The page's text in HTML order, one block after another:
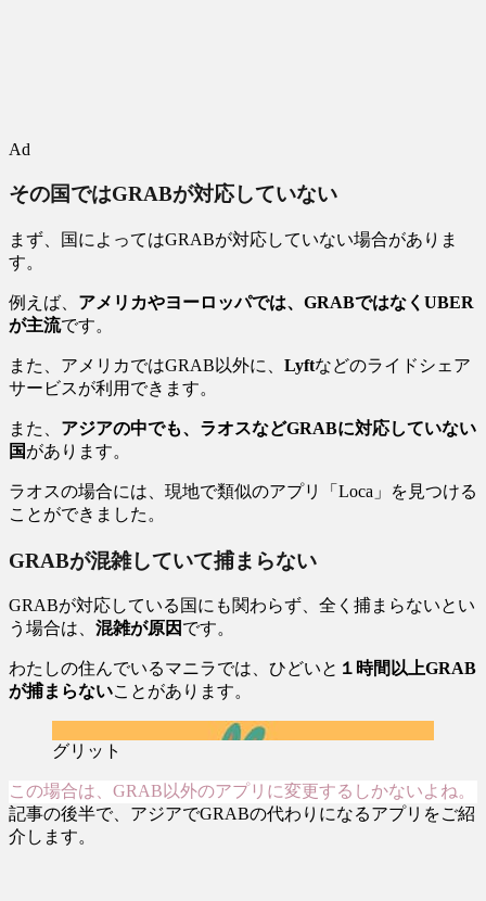
Ad
その国ではGRABが対応していない
まず、国によってはGRABが対応していない場合がありま
す。
例えば、 アメリカやヨーロッパでは、GRABではなくUBER
が主流です。
また、アメリカではGRAB以外に、 Lyftなどのライドシェア
サービスが利用できます。
また、 アジアの中でも、 ラオスなどGRABに対応していない
国があります。
ラオスの場合には、現地で類似のアプリ「Loca」を見つける
ことができました。
GRABが混雑していて捕まらない
GRABが対応している国にも関わらず、全く捕まらないとい
う場合は、 混雑が原因 です。
わたしの住んでいるマニラでは、ひどいと １時間以上GRAB
が捕まらないことがあります。
グリット
この場合は、GRAB以外のアプリに変更するしかないよね。
記事の後半で、アジアでGRABの代わりになるアプリをご紹
介します。